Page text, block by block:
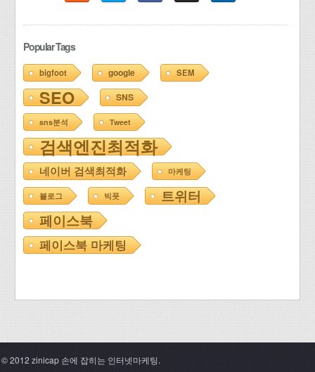
Popular Tags
bigfoot google SEM
SEO SNS
sns분석 Tweet
검색엔진최적화
네이버 검색최적화 마케팅
블로그 빅풋
트위터
페이스북
페이스북 마케팅
© 2012 zinicap 손에 잡히는 인터넷마케팅.